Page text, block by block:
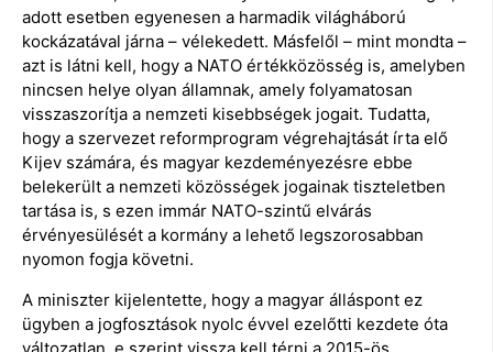
adott esetben egyenesen a harmadik világháború
kockázatával járna – vélekedett. Másfelől – mint mondta –
azt is látni kell, hogy a NATO értékközösség is, amelyben
nincsen helye olyan államnak, amely folyamatosan
visszaszorítja a nemzeti kisebbségek jogait. Tudatta,
hogy a szervezet reformprogram végrehajtását írta elő
Kijev számára, és magyar kezdeményezésre ebbe
belekerült a nemzeti közösségek jogainak tiszteletben
tartása is, s ezen immár NATO-szintű elvárás
érvényesülését a kormány a lehető legszorosabban
nyomon fogja követni.
A miniszter kijelentette, hogy a magyar álláspont ez
ügyben a jogfosztások nyolc évvel ezelőtti kezdete óta